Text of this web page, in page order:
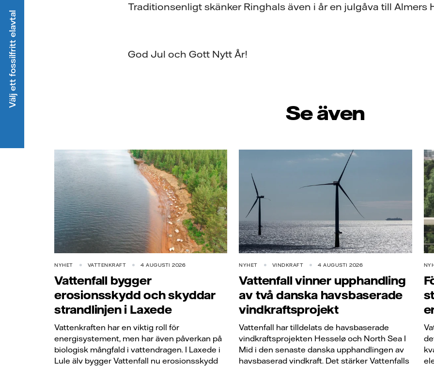
Traditionsenligt skänker Ringhals även i år en julgåva till Almers
God Jul och Gott Nytt År!
Se även
NYHET VATTENKRAFT 4 AUGUSTI 2026
Vattenfall bygger
erosionsskydd och skyddar
strandlinjen i Laxede
Vattenkraften har en viktig roll för
energisystement, men har även påverkan på
biologisk mångfald i vattendragen. I Laxede i
Lule älv bygger Vattenfall nu erosionsskydd
NYHET VINDKRAFT 4 AUGUSTI 2026
Vattenfall vinner upphandling
av två danska havsbaserade
vindkraftsprojekt
Vattenfall har tilldelats de havsbaserade
vindkraftsprojekten Hesselø och North Sea I
Mid i den senaste danska upphandlingen av
havsbaserad vindkraft. Det stärker Vattenfalls
Välj ett fossilfritt elavtal